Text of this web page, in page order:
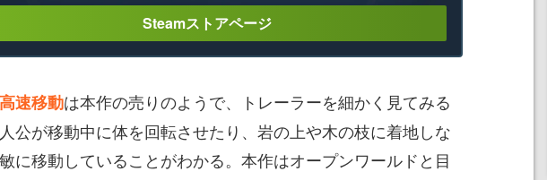
Steamストアページ
高速移動は本作の売りのようで、トレーラーを細かく見てみる
公が移動中に体を回転させたり、岩の上や木の枝に着地しな
に移動していることがわかる。本作はオープンワールドと目